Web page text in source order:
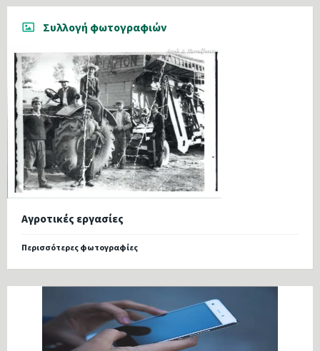
Συλλογή φωτογραφιών
Αγροτικές εργασίες
Περισσότερες φωτογραφίες